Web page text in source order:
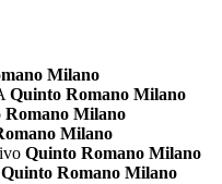
Milano
Quinto Romano Milano
Romano Milano
Milano
Quinto Romano Milano
Quinto Romano Milano